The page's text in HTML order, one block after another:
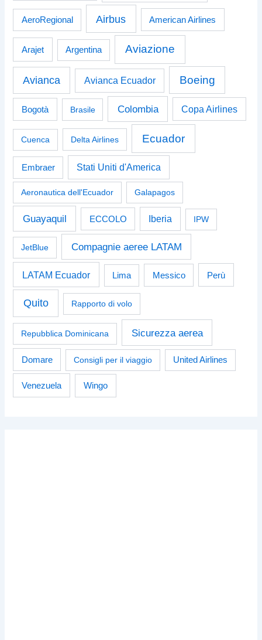
AeroRegional Airbus American Airlines
Arajet Argentina Aviazione
Avianca Avianca Ecuador Boeing
Bogotà Brasile Colombia Copa Airlines
Cuenca Delta Airlines Ecuador
Embraer Stati Uniti d'America
Aeronautica dell'Ecuador Galapagos
Guayaquil ECCOLO Iberia IPW
JetBlue Compagnie aeree LATAM
LATAM Ecuador Lima Messico Perù
Quito Rapporto di volo
Repubblica Dominicana Sicurezza aerea
Domare Consigli per il viaggio United Airlines
Venezuela Wingo